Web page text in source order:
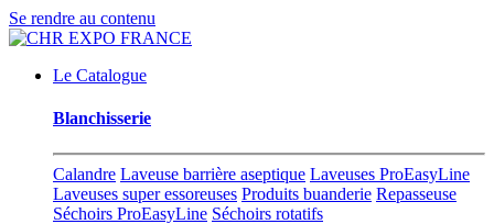
Se rendre au contenu
Le Catalogue
Blanchisserie
Calandre Laveuse barrière aseptique Laveuses ProEasyLine
Laveuses super essoreuses Produits buanderie Repasseuse
Séchoirs ProEasyLine Séchoirs rotatifs